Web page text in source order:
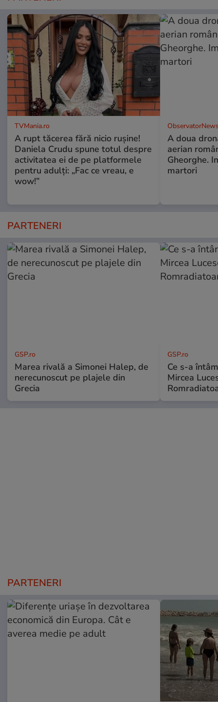
TVMania.ro
A rupt tăcerea fără nicio rușine!
Daniela Crudu spune totul despre
activitatea ei de pe platformele
pentru adulți: „Fac ce vreau, e
wow!”
A doua
aerian
Gheorghe.
martori
PARTENERI
GSP.ro
Marea rivală a Simonei Halep, de
nerecunoscut pe plajele din
Grecia
GSP.ro
Ce s-a
Mircea
PARTENERI